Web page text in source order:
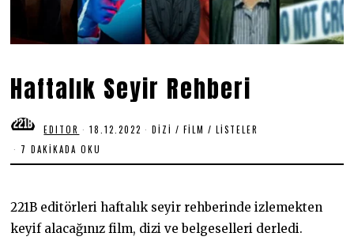
Haftalık Seyir Rehberi
EDITOR 18.12.2022 1
1
2
0
2
2
DIZI / FILM / LISTELER
7 DAKIKADA OKU
221B editörleri haftalık seyir rehberinde izlemekten
keyif alacağınız film, dizi ve belgeselleri derledi.